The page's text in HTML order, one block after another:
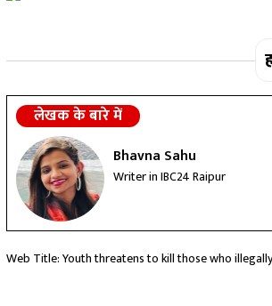
लेखक के बारे में
Bhavna Sahu
Writer in IBC24 Raipur
Web Title: Youth threatens to kill those who